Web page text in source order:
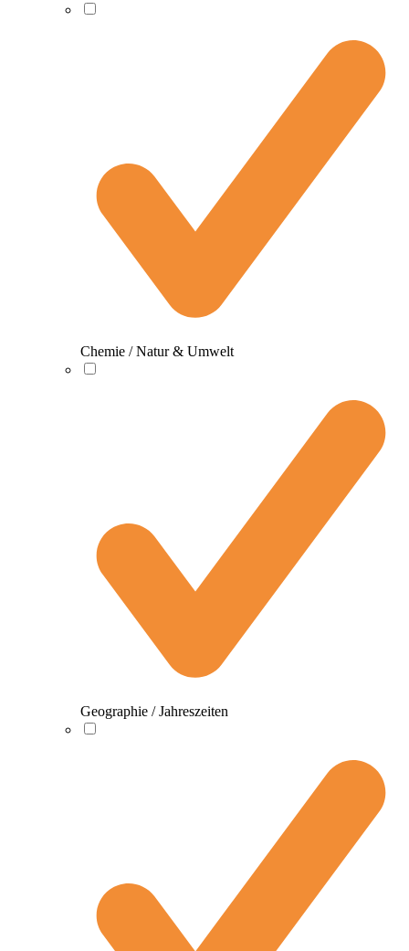
Chemie / Natur & Umwelt
Geographie / Jahreszeiten